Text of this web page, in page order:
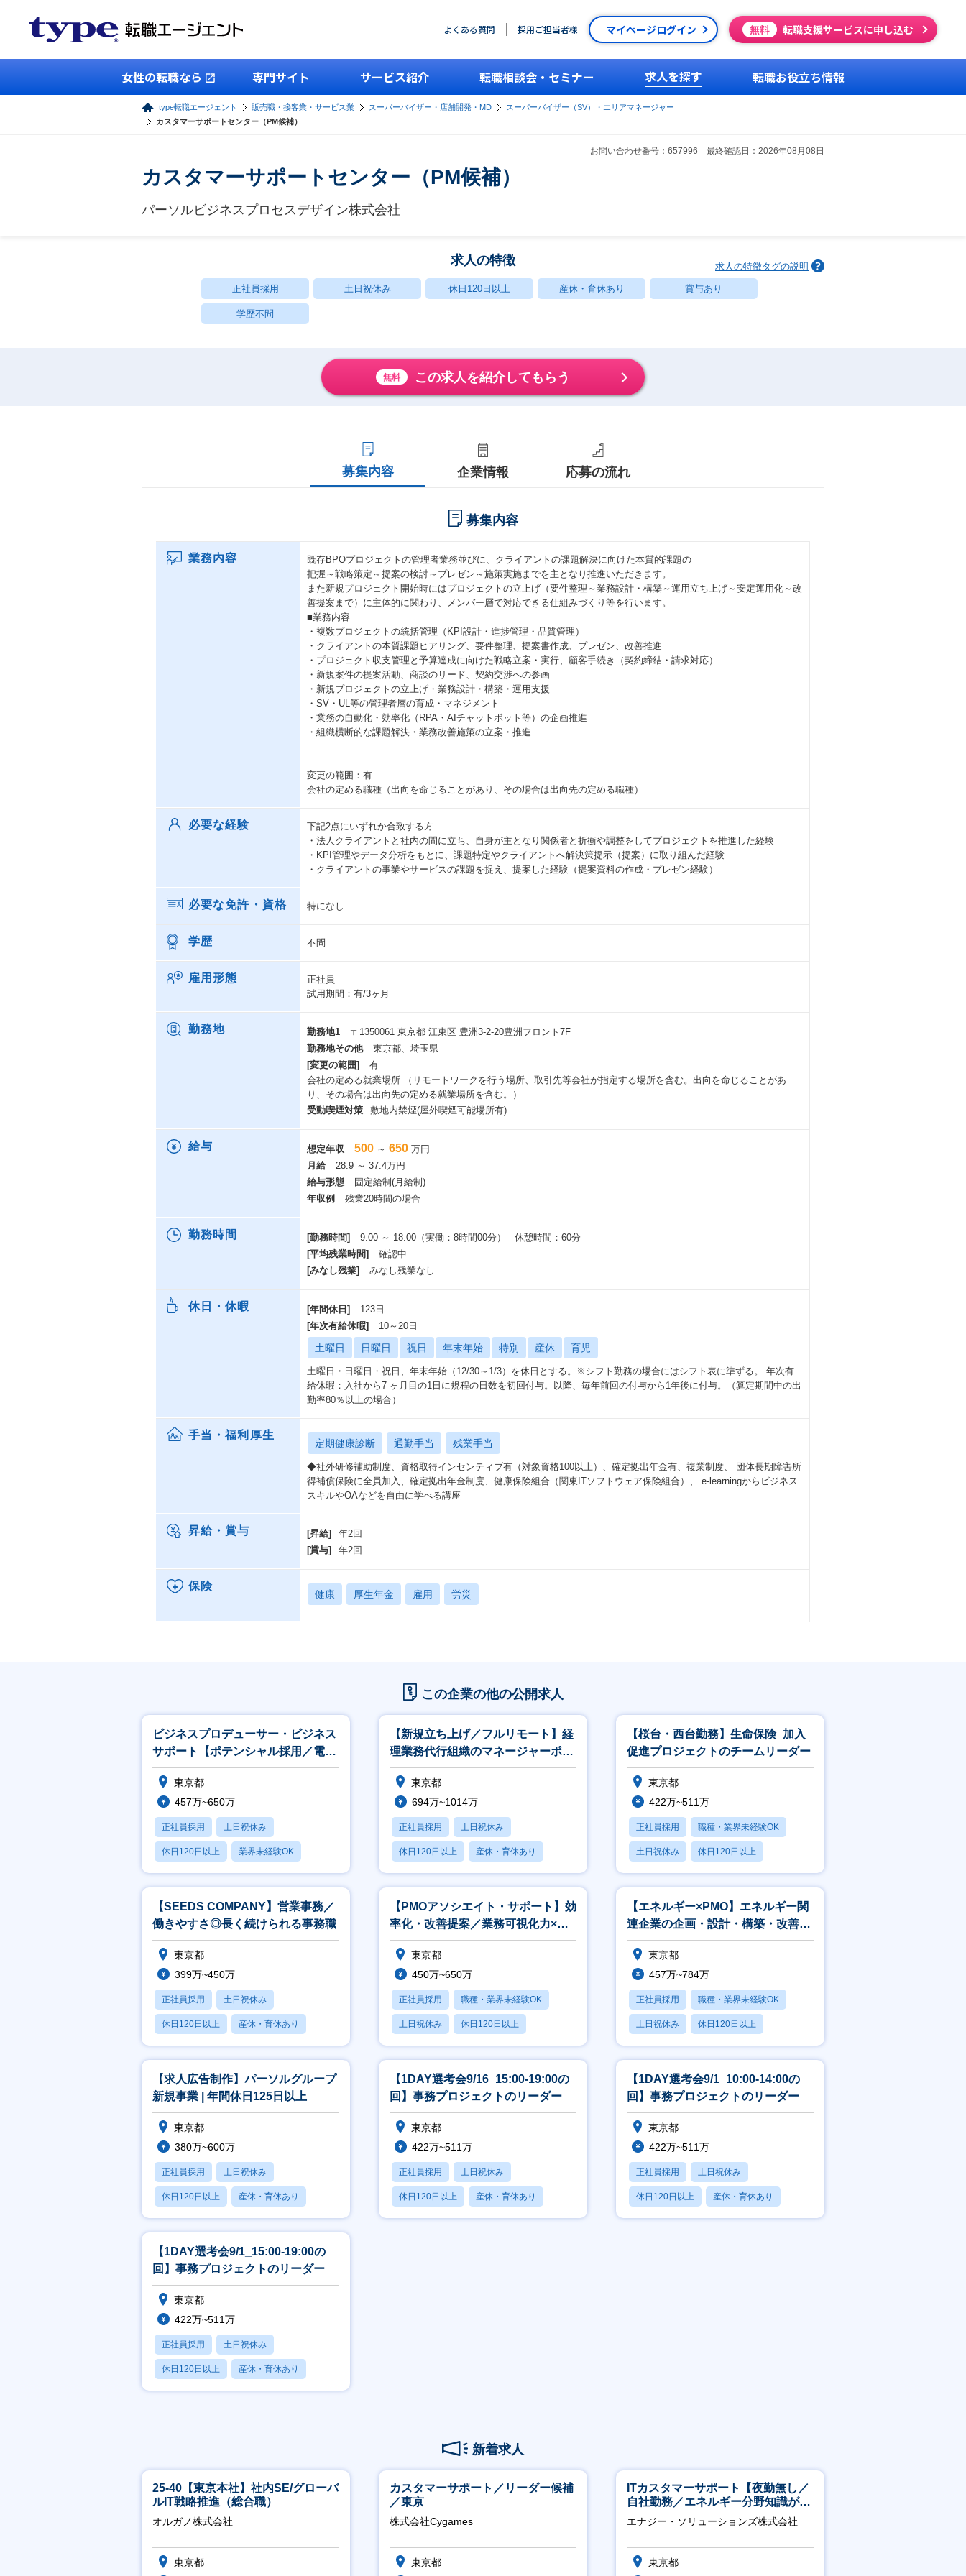
よくある質問 採用ご担当者様 マイページログイン 無料 転職支援サービスに申し込む
女性の転職なら 専門サイト サービス紹介 転職相談会・セミナー 求人を探す 転職お役立ち情報
type転職エージェント 販売職・接客業・サービス業 スーパーバイザー・店舗開発・MD
スーパーバイザー（SV）・エリアマネージャー
カスタマーサポートセンター（PM候補）
お問い合わせ番号：657996 最終確認日：2026年08月08日
カスタマーサポートセンター（PM候補）
パーソルビジネスプロセスデザイン株式会社
求人の特徴 求人の特徴タグの説明
正社員採用 土日祝休み 休日120日以上 産休・育休あり 賞与あり
学歴不問
無料 この求人を紹介してもらう
募集内容 企業情報 応募の流れ
募集内容
業務内容
既存BPOプロジェクトの管理者業務並びに、クライアントの課題解決に向けた本質的課題の
把握～戦略策定～提案の検討～プレゼン～施策実施までを主となり推進いただきます。
また新規プロジェクト開始時にはプロジェクトの立上げ（要件整理～業務設計・構築～運用立ち上げ～安定運用化～改
善提案まで）に主体的に関わり、メンバー層で対応できる仕組みづくり等を行います。
■業務内容
・複数プロジェクトの統括管理（KPI設計・進捗管理・品質管理）
・クライアントの本質課題ヒアリング、要件整理、提案書作成、プレゼン、改善推進
・プロジェクト収支管理と予算達成に向けた戦略立案・実行、顧客手続き（契約締結・請求対応）
・新規案件の提案活動、商談のリード、契約交渉への参画
・新規プロジェクトの立上げ・業務設計・構築・運用支援
・SV・UL等の管理者層の育成・マネジメント
・業務の自動化・効率化（RPA・AIチャットボット等）の企画推進
・組織横断的な課題解決・業務改善施策の立案・推進
変更の範囲：有
会社の定める職種（出向を命じることがあり、その場合は出向先の定める職種）
必要な経験
下記2点にいずれか合致する方
・法人クライアントと社内の間に立ち、自身が主となり関係者と折衝や調整をしてプロジェクトを推進した経験
・KPI管理やデータ分析をもとに、課題特定やクライアントへ解決策提示（提案）に取り組んだ経験
・クライアントの事業やサービスの課題を捉え、提案した経験（提案資料の作成・プレゼン経験）
必要な免許・資格 特になし
学歴 不問
雇用形態
正社員
試用期間：有/3ヶ月
勤務地 勤務地1
〒1350061 東京都 江東区 豊洲3-2-20豊洲フロント7F
勤務地その他
東京都、埼玉県
[変更の範囲]
有
会社の定める就業場所 （リモートワークを行う場所、取引先等会社が指定する場所を含む。出向を命じることがあ
り、その場合は出向先の定める就業場所を含む。）
受動喫煙対策
敷地内禁煙(屋外喫煙可能場所有)
給与 想定年収 500 ～ 650 万円
月給
28.9 ～ 37.4万円
給与形態
固定給制(月給制)
年収例
残業20時間の場合
勤務時間 [勤務時間]
9:00 ～ 18:00（実働：8時間00分） 休憩時間：60分
[平均残業時間]
確認中
[みなし残業]
みなし残業なし
休日・休暇 [年間休日]
123日
[年次有給休暇]
10～20日
土曜日 日曜日 祝日 年末年始 特別 産休 育児
土曜日・日曜日・祝日、年末年始（12/30～1/3）を休日とする。※シフト勤務の場合にはシフト表に準ずる。 年次有
給休暇：入社から7 ヶ月目の1日に規程の日数を初回付与。以降、毎年前回の付与から1年後に付与。（算定期間中の出
勤率80％以上の場合）
手当・福利厚生
定期健康診断 通勤手当 残業手当
◆社外研修補助制度、資格取得インセンティブ有（対象資格100以上）、確定拠出年金有、複業制度、 団体長期障害所
得補償保険に全員加入、確定拠出年金制度、健康保険組合（関東ITソフトウェア保険組合）、 e-learningからビジネス
スキルやOAなどを自由に学べる講座
昇給・賞与 [昇給]
年2回
[賞与]
年2回
保険
健康 厚生年金 雇用 労災
この企業の他の公開求人
ビジネスプロデューサー・ビジネス
サポート【ポテンシャル採用／電
力・ガス等の民間向けプロジェクト
推進】東京都
457万~650万
正社員採用 土日祝休み
休日120日以上 業界未経験OK
産休・育休あり
【新規立ち上げ／フルリモート】経
理業務代行組織のマネージャーポジ
ション
東京都
694万~1014万
正社員採用 土日祝休み
休日120日以上 産休・育休あり
月残業20時間以内
【桜台・西台勤務】生命保険_加入
促進プロジェクトのチームリーダー
東京都
422万~511万
正社員採用 職種・業界未経験OK
土日祝休み 休日120日以上
産休・育休あり
【SEEDS COMPANY】営業事務／
働きやすさ◎長く続けられる事務職
東京都
399万~450万
正社員採用 土日祝休み
休日120日以上 産休・育休あり
月残業20時間以内
【PMOアソシエイト・サポート】効
率化・改善提案／業務可視化力×テ
クノロジーで業務をサポート
東京都
450万~650万
正社員採用 職種・業界未経験OK
土日祝休み 休日120日以上
産休・育休あり
【エネルギー×PMO】エネルギー関
連企業の企画・設計・構築・改善_
業界未経験
東京都
457万~784万
正社員採用 職種・業界未経験OK
土日祝休み 休日120日以上
産休・育休あり
【求人広告制作】パーソルグループ
新規事業 | 年間休日125日以上
東京都
380万~600万
正社員採用 土日祝休み
休日120日以上 産休・育休あり
月残業20時間以内
【1DAY選考会9/16_15:00-19:00の
回】事務プロジェクトのリーダー
東京都
422万~511万
正社員採用 土日祝休み
休日120日以上 産休・育休あり
月残業20時間以内
【1DAY選考会9/1_10:00-14:00の
回】事務プロジェクトのリーダー
東京都
422万~511万
正社員採用 土日祝休み
休日120日以上 産休・育休あり
月残業20時間以内
【1DAY選考会9/1_15:00-19:00の
回】事務プロジェクトのリーダー
東京都
422万~511万
正社員採用 土日祝休み
休日120日以上 産休・育休あり
月残業20時間以内
新着求人
25-40【東京本社】社内SE/グローバ
ルIT戦略推進（総合職）
オルガノ株式会社
東京都
カスタマーサポート／リーダー候補
／東京
株式会社Cygames
東京都
ITカスタマーサポート【夜勤無し／
自社勤務／エネルギー分野知識が身
につきます】
エナジー・ソリューションズ株式会社
東京都